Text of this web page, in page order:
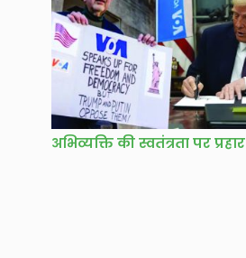
अभिव्यक्ति की स्वतंत्रता पर प्रहार